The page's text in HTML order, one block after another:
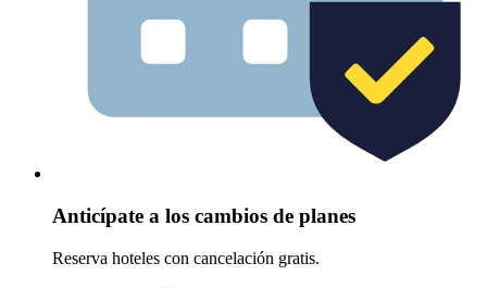
Anticípate a los cambios de planes
Reserva hoteles con cancelación gratis.